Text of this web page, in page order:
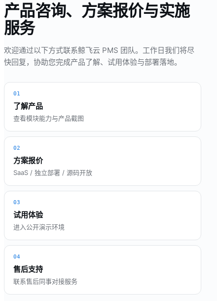
产品咨询、方案报价与实施
服务
欢迎通过以下方式联系鲸飞云 PMS 团队。工作日我们将尽
快回复，协助您完成产品了解、试用体验与部署落地。
01
了解产品
查看模块能力与产品截图
02
方案报价
SaaS / 独立部署 / 源码开放
03
试用体验
进入公开演示环境
04
售后支持
联系售后同事对接服务